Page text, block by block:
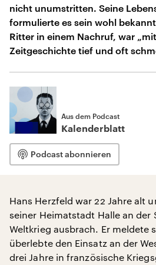
nicht unumstritten. Seine
formulierte es sein wohl
Ritter in einem Nachruf, war
Zeitgeschichte tief und oft
Aus dem Podcast
Kalenderblatt
Podcast abonnieren
Hans Herzfeld war 22 Jahre alt
seiner Heimatstadt Halle an der
Weltkrieg ausbrach. Er meldete
überlebte den Einsatz an der
drei Jahre in französische